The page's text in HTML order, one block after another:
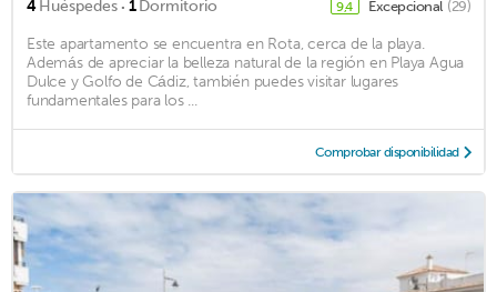
4Huéspedes · 1Dormitorio 9,4 Excepcional (29)
Este apartamento se encuentra en Rota, cerca de la playa.
Además de apreciar la belleza natural de la región en Playa Agua
Dulce y Golfo de Cádiz, también puedes visitar lugares
fundamentales para los ...
Comprobar disponibilidad